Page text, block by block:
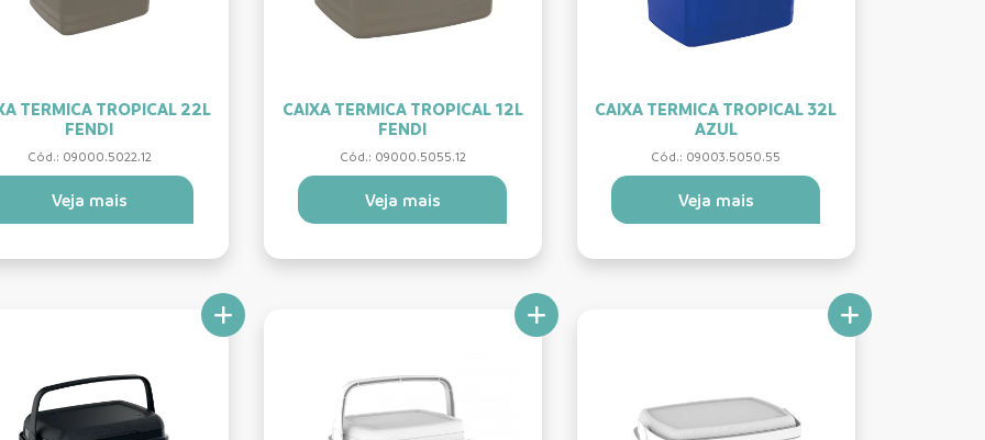
TERMICA TROPICAL 22L
FENDI
Cód.: 09000.5022.12
Veja mais
CAIXA TERMICA TROPICAL 12L
FENDI
Cód.: 09000.5055.12
Veja mais
CAIXA TERMICA TROPICAL 32L
AZUL
Cód.: 09003.5050.55
Veja mais